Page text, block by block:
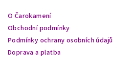
O Čarokamení
Obchodní podmínky
Podmínky ochrany osobních údajů
Doprava a platba